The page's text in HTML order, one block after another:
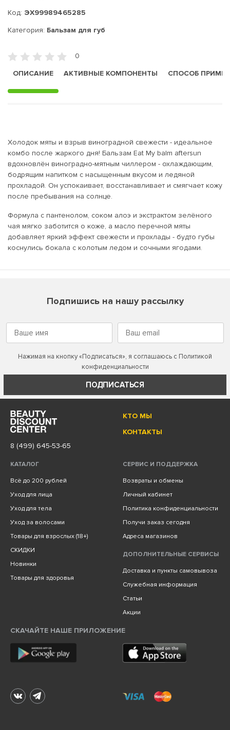
Код: ЭХ99989465285
Категория: Бальзам для губ
0
ОПИСАНИЕ
АКТИВНЫЕ КОМПОНЕНТЫ СПОСОБ
Холодок мяты и взрыв виноградной свежести - идеальное
комбо после жаркого дня! Бальзам Eat My balm aftersun
вдохновлён виноградно-мятным чиллером - охлаждающим,
бодрящим напитком с насыщенным вкусом и ледяной
прохладой. Он успокаивает, восстанавливает и смягчает кожу
после пребывания на солнце.
Формула с пантенолом, соком алоэ и экстрактом зелёного
чая мягко заботится о коже, а масло перечной мяты
добавляет яркий эффект свежести и прохлады - будто губы
коснулись бокала с колотым ледом и сочными ягодами.
Подпишись на нашу рассылку
Нажимая на кнопку «Подписаться», я соглашаюсь с Политикой
конфиденциальности
ПОДПИСАТЬСЯ
КТО МЫ
КОНТАКТЫ
8 (499) 645-53-65
КАТАЛОГ
Всё до 200 рублей
Уход для лица
Уход для тела
Уход за волосами
Товары для взрослых (18+)
СКИДКИ
Новинки
Товары для здоровья
СЕРВИС И ПОДДЕРЖКА
Возвраты и обмены
Личный кабинет
Политика конфиденциальности
Получи заказ сегодня
Адреса магазинов
ДОПОЛНИТЕЛЬНЫЕ СЕРВИСЫ
Доставка и пункты самовывоза
Служебная информация
Статьи
Акции
СКАЧАЙТЕ НАШЕ ПРИЛОЖЕНИЕ